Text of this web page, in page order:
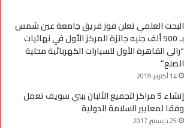
البحث العلمي تعلن فوز فريق جامعة عين شمس
بـ 500 ألف جنيه جائزة المركز الأول في نهائيات
“رالي القاهرة الأول للسيارات الكهربائية محلية
الصنع”
14 أكتوبر، 2018
إنشاء 5 مراكز لتجميع الألبان ببني سويف تعمل
وفقا لمعايير السلامة الدولية
25 ديسمبر، 2017